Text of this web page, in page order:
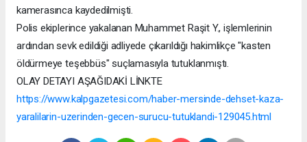
kamerasınca kaydedilmişti.
Polis ekiplerince yakalanan Muhammet Raşit Y., işlemlerinin
ardından sevk edildiği adliyede çıkarıldığı hakimlikçe "kasten
öldürmeye teşebbüs" suçlamasıyla tutuklanmıştı.
OLAY DETAYI AŞAĞIDAKİ LİNKTE
https://www.kalpgazetesi.com/haber-mersinde-dehset-kaza-
yaralilarin-uzerinden-gecen-surucu-tutuklandi-129045.html